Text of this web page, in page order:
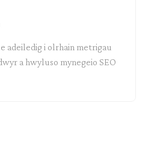
adeiledig i olrhain metrigau
a hwyluso mynegeio SEO